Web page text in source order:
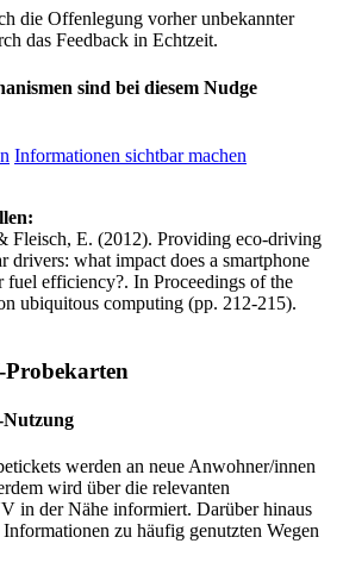
die Offenlegung vorher unbekannter
das Feedback in Echtzeit.
sind bei diesem Nudge
Informationen sichtbar machen
Fleisch, E. (2012). Providing eco-driving
drivers: what impact does a smartphone
fuel efficiency?. In Proceedings of the
ubiquitous computing (pp. 212-215).
Probekarten
werden an neue Anwohner/innen
wird über die relevanten
in der Nähe informiert. Darüber hinaus
zu häufig genutzten Wegen